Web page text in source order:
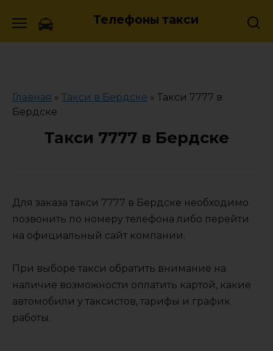
Телефоны такси
Главная » Такси в Бердске » Такси 7777 в
Бердске
Такси 7777 в Бердске
Для заказа такси 7777 в Бердске необходимо
позвонить по номеру телефона либо перейти
на официальный сайт компании.
При выборе такси обратить внимание на
наличие возможности оплатить картой, какие
автомобили у таксистов, тарифы и график
работы.